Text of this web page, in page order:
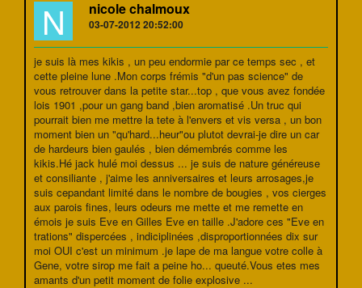
N nicole chalmoux
03-07-2012 20:52:00
je suis là mes kikis , un peu endormie par ce temps sec , et
cette pleine lune .Mon corps frémis "d'un pas science" de
vous retrouver dans la petite star...top , que vous avez fondée
lois 1901 ,pour un gang band ,bien aromatisé .Un truc qui
pourrait bien me mettre la tete à l'envers et vis versa , un bon
moment bien un "qu'hard...heur"ou plutot devrai-je dire un car
de hardeurs bien gaulés , bien démembrés comme les
kikis.Hé jack hulé moi dessus ... je suis de nature généreuse
et consiliante , j'aime les anniversaires et leurs arrosages,je
suis cepandant limité dans le nombre de bougies , vos cierges
aux parois fines, leurs odeurs me mette et me remette en
émois je suis Eve en Gilles Eve en taille .J'adore ces "Eve en
trations" dispercées , indiciplinées ,disproportionnées dix sur
moi OUI c'est un minimum .je lape de ma langue votre colle à
Gene, votre sirop me fait a peine ho... queuté.Vous etes mes
amants d'un petit moment de folie explosive ...